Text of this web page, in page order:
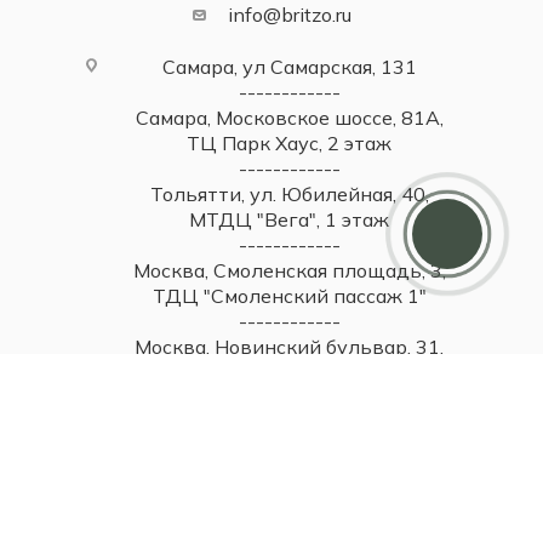
info@britzo.ru
Самара, ул Самарская, 131
------------
Самара, Московское шоссе, 81А,
ТЦ Парк Хаус, 2 этаж
------------
Тольятти, ул. Юбилейная, 40,
МТДЦ "Вега", 1 этаж
------------
Москва, Смоленская площадь, 3,
ТДЦ "Смоленский пассаж 1"
------------
Москва, Новинский бульвар, 31,
Дарим 5000 балов
Мы ценим своих клиентов и в качестве
благодарности зачисляем 5 000 бонусов за